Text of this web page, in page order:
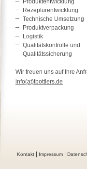
Produktentwicklung
Rezepturentwicklung
Technische Umsetzung
Produktverpackung
Logistik
Qualitätskontrolle und
Qualitätssicherung
Wir freuen uns auf Ihre
info(at)tbottlers.de
Kontakt Impressum